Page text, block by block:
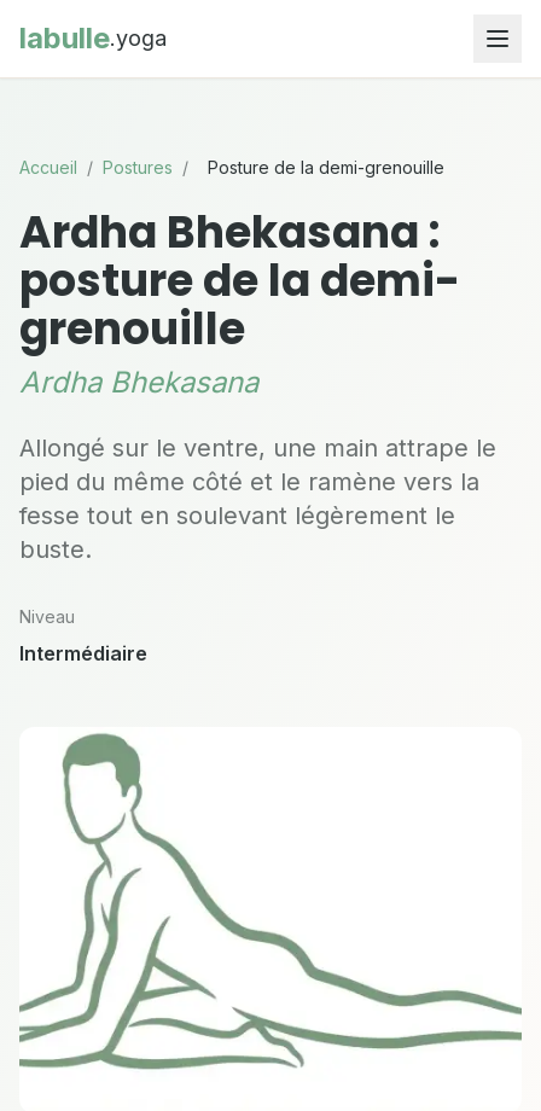
labulle.yoga
Accueil / Postures / Posture de la demi-grenouille
Ardha Bhekasana :
posture de la demi-
grenouille
Ardha Bhekasana
Allongé sur le ventre, une main attrape le
pied du même côté et le ramène vers la
fesse tout en soulevant légèrement le
buste.
Niveau
Intermédiaire